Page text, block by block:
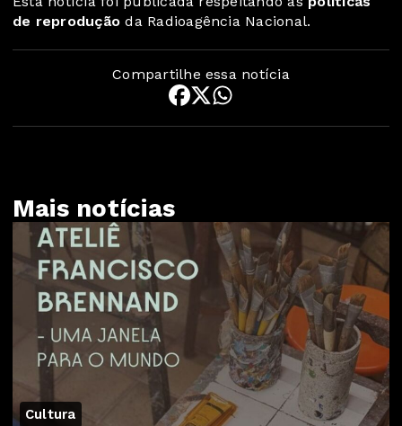
de reprodução da Radioagência Nacional.
Compartilhe essa notícia
Mais notícias
Cultura